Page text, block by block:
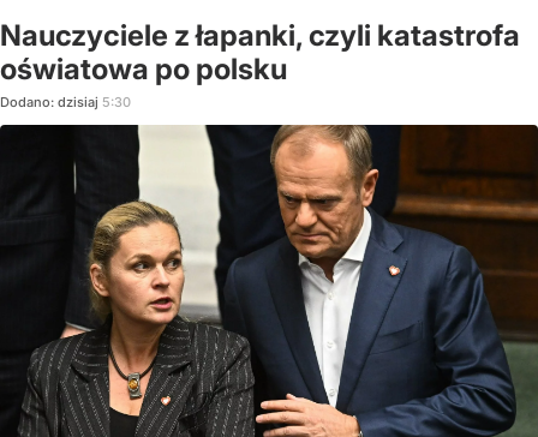
Nauczyciele z łapanki, czyli katastrofa
oświatowa po polsku
Dodano: dzisiaj 5:30